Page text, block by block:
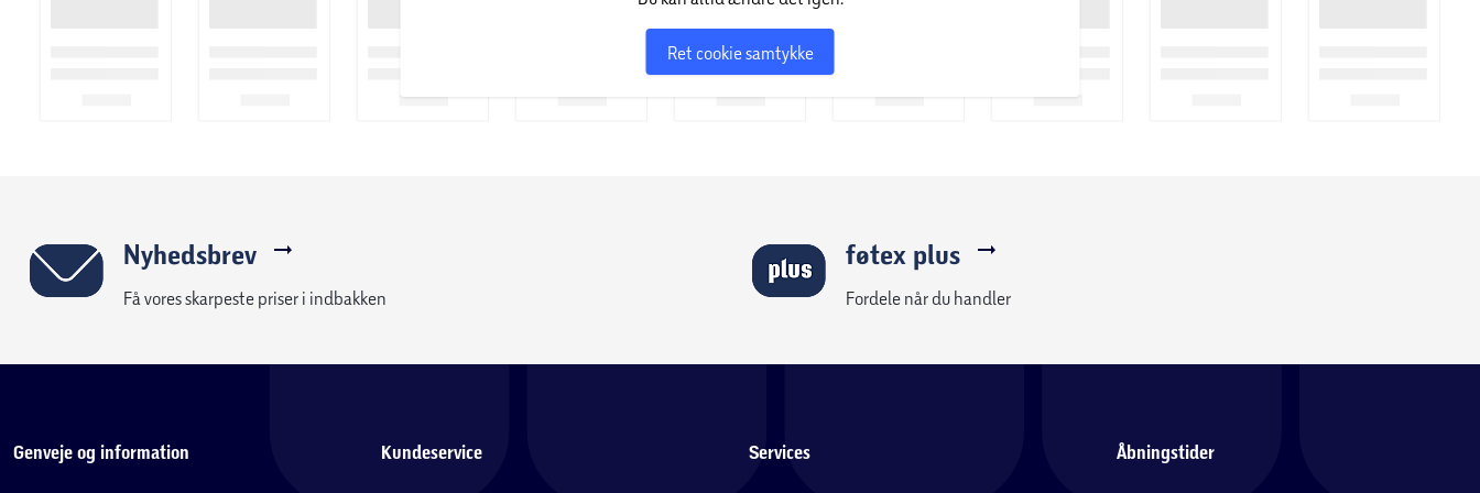
Ret cookie samtykke
Nyhedsbrev
Få vores skarpeste priser i indbakken
føtex plus
Fordele når du handler
Genveje og information Kundeservice Services Åbningstider